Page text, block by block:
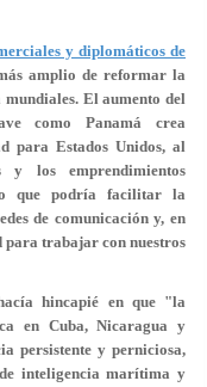
y diplomáticos de
amplio de reformar la
El aumento del
como Panamá crea
para Estados Unidos, al
y los emprendimientos
que podría facilitar la
de comunicación y, en
trabajar con nuestros
hincapié en que "la
en Cuba, Nicaragua y
persistente y perniciosa,
inteligencia marítima y